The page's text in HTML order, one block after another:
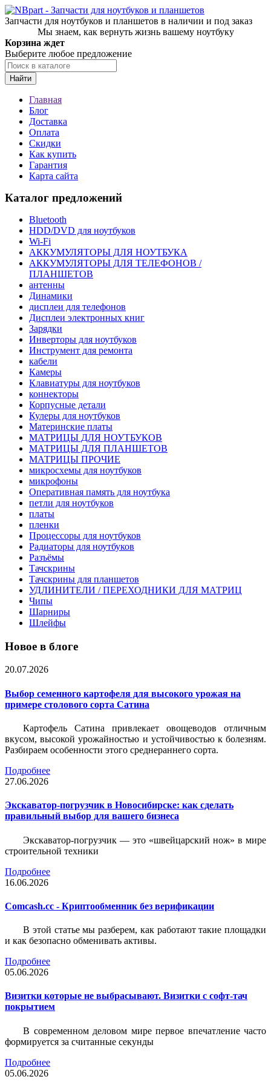
Запчасти для ноутбуков и планшетов в наличии и под заказ
Мы знаем, как вернуть жизнь вашему ноутбуку
Корзина ждет
Выберите любое предложение
Найти
Главная
Блог
Доставка
Оплата
Скидки
Как купить
Гарантия
Карта сайта
Каталог предложений
Bluetooth
HDD/DVD для ноутбуков
Wi-Fi
АККУМУЛЯТОРЫ ДЛЯ НОУТБУКА
АККУМУЛЯТОРЫ ДЛЯ ТЕЛЕФОНОВ /
ПЛАНШЕТОВ
антенны
Динамики
дисплеи для телефонов
Дисплеи электронных книг
Зарядки
Инверторы для ноутбуков
Инструмент для ремонта
кабели
Камеры
Клавиатуры для ноутбуков
коннекторы
Корпусные детали
Кулеры для ноутбуков
Материнские платы
МАТРИЦЫ ДЛЯ НОУТБУКОВ
МАТРИЦЫ ДЛЯ ПЛАНШЕТОВ
МАТРИЦЫ ПРОЧИЕ
микросхемы для ноутбуков
микрофоны
Оперативная память для ноутбука
петли для ноутбуков
платы
пленки
Процессоры для ноутбуков
Радиаторы для ноутбуков
Разъёмы
Тачскрины
Тачскрины для планшетов
УДЛИНИТЕЛИ / ПЕРЕХОДНИКИ ДЛЯ МАТРИЦ
Чипы
Шарниры
Шлейфы
Новое в блоге
20.07.2026
Выбор семенного картофеля для высокого урожая на
примере столового сорта Сатина
Картофель Сатина привлекает овощеводов отличным
вкусом, высокой урожайностью и устойчивостью к болезням.
Разбираем особенности этого среднераннего сорта.
Подробнее
27.06.2026
Экскаватор-погрузчик в Новосибирске: как сделать
правильный выбор для вашего бизнеса
Экскаватор-погрузчик — это «швейцарский нож» в мире
строительной техники
Подробнее
16.06.2026
Comcash.cc - Криптообменник без верификации
В этой статье мы разберем, как работают такие площадки
и как безопасно обменивать активы.
Подробнее
05.06.2026
Визитки которые не выбрасывают. Визитки с софт-тач
покрытием
В современном деловом мире первое впечатление часто
формируется за считанные секунды
Подробнее
05.06.2026